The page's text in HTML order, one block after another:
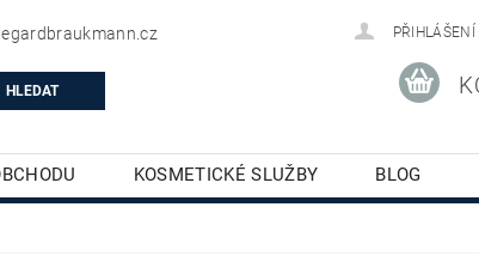
PŘIHLÁŠENÍ
KOSMETICKÉ SLUŽBY
BLOG